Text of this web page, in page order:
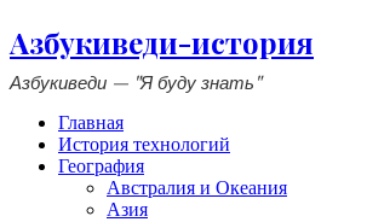
Азбукиведи-история
Азбукиведи — "Я буду знать"
Главная
История технологий
География
Австралия и Океания
Азия